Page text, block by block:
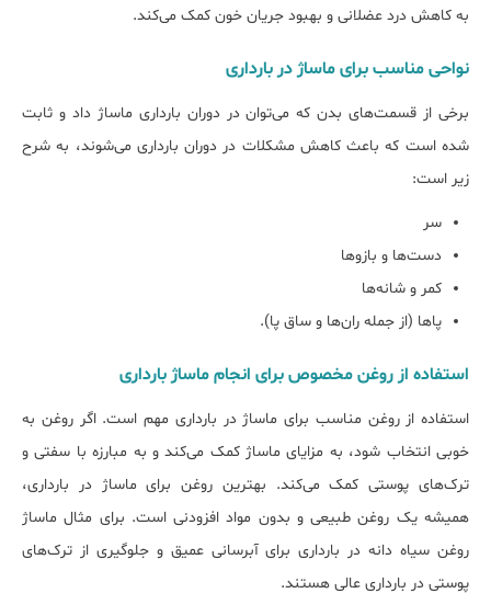
به کاهش درد عضلانی و بهبود جریان خون کمک می‌کند.
نواحی مناسب برای ماساژ در بارداری
برخی از قسمت‌های بدن که می‌توان در دوران بارداری ماساژ داد و ثابت
شده است که باعث کاهش مشکلات در دوران بارداری می‌شوند، به شرح
زیر است:
سر
دست‌ها و بازوها
کمر و شانه‌ها
پاها (از جمله ران‌ها و ساق پا).
استفاده از روغن مخصوص برای انجام ماساژ بارداری
استفاده از روغن مناسب برای ماساژ در بارداری مهم است. اگر روغن به
خوبی انتخاب شود، به مزایای ماساژ کمک می‌کند و به مبارزه با سفتی و
ترک‌های پوستی کمک می‌کند. بهترین روغن برای ماساژ در بارداری،
همیشه یک روغن طبیعی و بدون مواد افزودنی است. برای مثال ماساژ
روغن سیاه دانه در بارداری برای آبرسانی عمیق و جلوگیری از ترک‌های
پوستی در بارداری عالی هستند.